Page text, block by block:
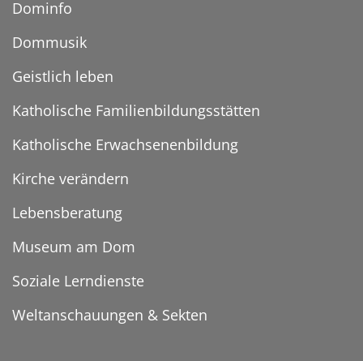
Dominfo
Dommusik
Geistlich leben
Katholische Familienbildungsstätten
Katholische Erwachsenenbildung
Kirche verändern
Lebensberatung
Museum am Dom
Soziale Lerndienste
Weltanschauungen & Sekten